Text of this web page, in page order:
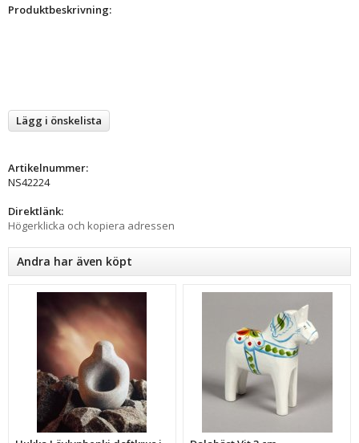
Produktbeskrivning:
Lägg i önskelista
Artikelnummer:
NS42224
Direktlänk:
Högerklicka och kopiera adressen
Andra har även köpt